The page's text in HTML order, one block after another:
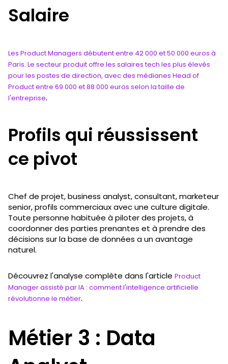
Salaire
Les Product Managers débutent entre 42 000 et 50 000 euros à
Paris. Le secteur produit offre les salaires tech les plus élevés
pour les postes de direction, avec des médianes Head of
Product entre 69 000 et 88 000 euros selon la taille de
l'entreprise.
Profils qui réussissent
ce pivot
Chef de projet, business analyst, consultant, marketeur
senior, profils commerciaux avec une culture digitale.
Toute personne habituée à piloter des projets, à
coordonner des parties prenantes et à prendre des
décisions sur la base de données a un avantage
naturel.
Découvrez l'analyse complète dans l'article Product
Manager assisté par IA : comment l'intelligence artificielle
révolutionne le métier.
Métier 3 : Data